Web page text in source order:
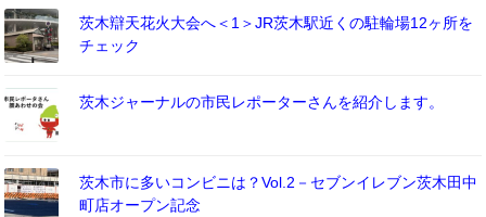
茨木辯天花火大会へ＜1＞JR茨木駅近くの駐輪場12ヶ所を
チェック
茨木ジャーナルの市民レポーターさんを紹介します。
茨木市に多いコンビニは？Vol.2－セブンイレブン茨木田中
町店オープン記念